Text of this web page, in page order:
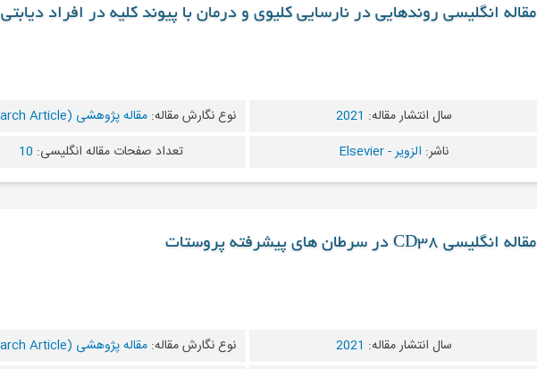
مقاله انگلیسی روندهایی در نارسایی کلیوی و درمان با پیوند کلیه در افراد دیابتی
سال انتشار مقاله: 2021 نوع نگارش مقاله: مقاله پژوهشی (Research Article)
ناشر: الزویر - Elsevier تعداد صفحات مقاله انگلیسی: 10
مقاله انگلیسی CD38 در سرطان های پیشرفته پروستات
سال انتشار مقاله: 2021 نوع نگارش مقاله: مقاله پژوهشی (Research Article)